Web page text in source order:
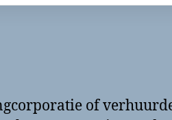
of